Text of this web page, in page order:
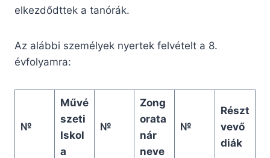
elkezdődttek a tanórák.
Az alábbi személyek nyertek felvételt a 8.
évfolyamra:
№
Művé
szeti
Iskol
a
№
Zong
orata
nár
neve
№
Részt
vevő
diák